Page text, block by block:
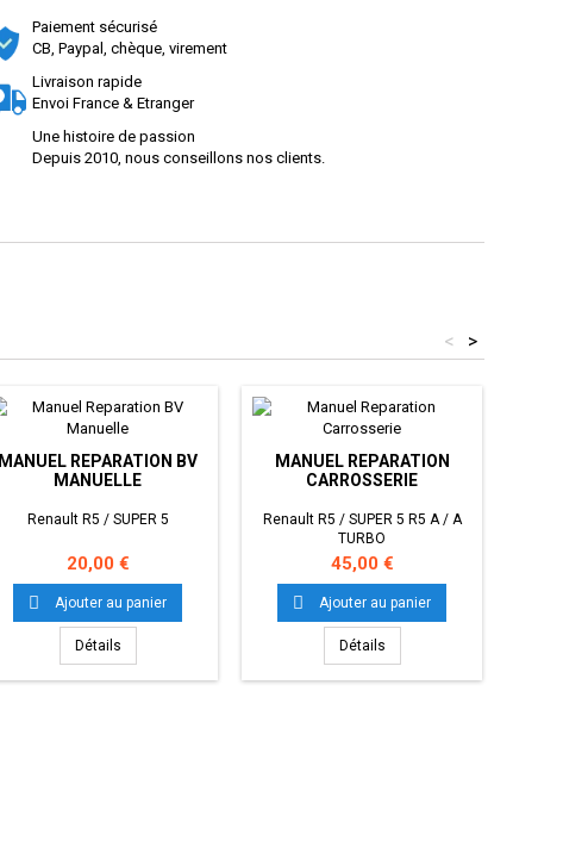
Paiement sécurisé
CB, Paypal, chèque, virement
Livraison rapide
Envoi France & Etranger
Une histoire de passion
Depuis 2010, nous conseillons nos clients.
>
<
MANUEL REPARATION BV
MANUELLE
Renault R5 / SUPER 5
Prix
20,00 €
 Ajouter au panier
Détails
MANUEL REPARATION
CARROSSERIE
Renault R5 / SUPER 5 R5 A / A
TURBO
Prix
45,00 €
 Ajouter au panier
Détails